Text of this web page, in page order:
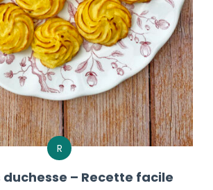
R
duchesse – Recette facile